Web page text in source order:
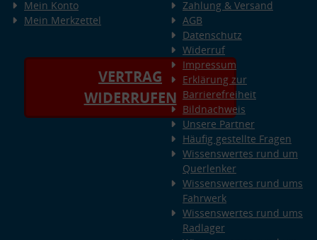
Mein Konto
Mein Merkzettel
VERTRAG
WIDERRUFEN
Zahlung & Versand
AGB
Datenschutz
Widerruf
Impressum
Erklärung zur
Barrierefreiheit
Bildnachweis
Unsere Partner
Häufig gestellte Fragen
Wissenswertes rund um
Querlenker
Wissenswertes rund ums
Fahrwerk
Wissenswertes rund ums
Radlager